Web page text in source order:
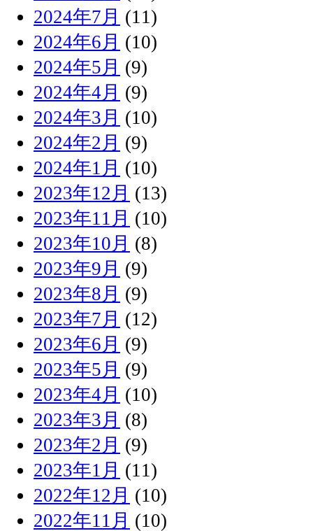
2024年7月 (11)
2024年6月 (10)
2024年5月 (9)
2024年4月 (9)
2024年3月 (10)
2024年2月 (9)
2024年1月 (10)
2023年12月 (13)
2023年11月 (10)
2023年10月 (8)
2023年9月 (9)
2023年8月 (9)
2023年7月 (12)
2023年6月 (9)
2023年5月 (9)
2023年4月 (10)
2023年3月 (8)
2023年2月 (9)
2023年1月 (11)
2022年12月 (10)
2022年11月 (10)